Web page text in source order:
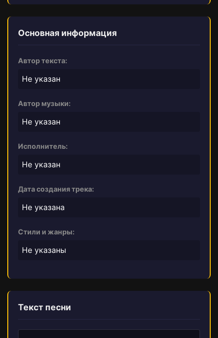
Основная информация
Автор текста:
Не указан
Автор музыки:
Не указан
Исполнитель:
Не указан
Дата создания трека:
Не указана
Стили и жанры:
Не указаны
Текст песни